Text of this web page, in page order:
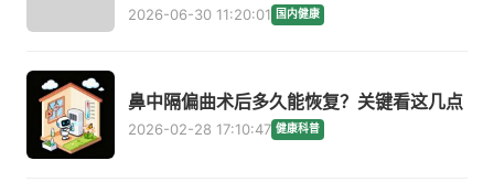
2026-06-30 11:20:01 国内健康
鼻中隔偏曲术后多久能恢复？关键看这几点
2026-02-28 17:10:47 健康科普